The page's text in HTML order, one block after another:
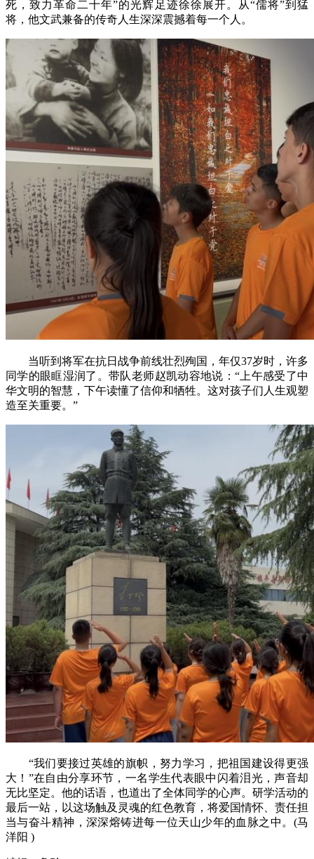
死，致力革命二十年”的光辉足迹徐徐展开。从“儒将”到猛
将，他文武兼备的传奇人生深深震撼着每一个人。
当听到将军在抗日战争前线壮烈殉国，年仅37岁时，许多
同学的眼眶湿润了。带队老师赵凯动容地说：“上午感受了中
华文明的智慧，下午读懂了信仰和牺牲。这对孩子们人生观塑
造至关重要。”
“我们要接过英雄的旗帜，努力学习，把祖国建设得更强
大！”在自由分享环节，一名学生代表眼中闪着泪光，声音却
无比坚定。他的话语，也道出了全体同学的心声。研学活动的
最后一站，以这场触及灵魂的红色教育，将爱国情怀、责任担
当与奋斗精神，深深熔铸进每一位天山少年的血脉之中。(马
洋阳 )